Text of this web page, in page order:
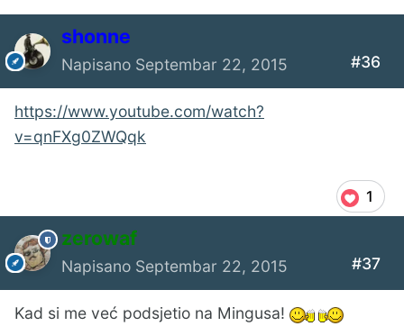
shonne
Napisano Septembar 22, 2015 #36
https://www.youtube.com/watch?
v=qnFXg0ZWQqk
1
zerowaf
Napisano Septembar 22, 2015 #37
Kad si me već podsjetio na Mingusa!